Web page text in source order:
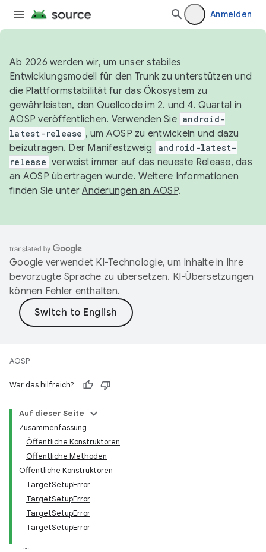
Anmelden
Ab 2026 werden wir, um unser stabiles
Entwicklungsmodell für den Trunk zu unterstützen und
die Plattformstabilität für das Ökosystem zu
gewährleisten, den Quellcode im 2. und 4. Quartal in
AOSP veröffentlichen. Verwenden Sie android-
latest-release , um AOSP zu entwickeln und dazu
beizutragen. Der Manifestzweig
android-latest-
release verweist immer auf das neueste Release, das
an AOSP übertragen wurde. Weitere Informationen
finden Sie unterÄnderungen an AOSP.
Google verwendet KI-Technologie, um Inhalte in Ihre
bevorzugte Sprache zu übersetzen. KI-Übersetzungen
können Fehler enthalten.
AOSP
War das hilfreich?
Auf dieser Seite
Zusammenfassung
Öffentliche Konstruktoren
Öffentliche Methoden
Öffentliche Konstruktoren
TargetSetupError
TargetSetupError
TargetSetupError
TargetSetupError